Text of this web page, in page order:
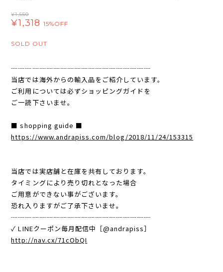
¥1,550
¥1,318 15%OFF
SOLD OUT
┈┈┈┈┈┈┈┈┈┈┈┈┈┈┈┈┈┈┈┈
当店では海外からの輸入品をご紹介しています。
ご利用については必ずショッピングガイドを
ご一読下さいませ。
■ shopping guide ■
https://www.andrapiss.com/blog/2018/11/24/153315
当店では実店舗と在庫を共有しております。
タイミングにより売り切れとなった場合
ご用意ができない事がございます。
恐れ入りますがご了承下さいませ。
┈┈┈┈┈┈┈┈┈┈┈┈┈┈┈┈┈┈┈┈
✓ LINEクーポン毎月配信中［@andrapiss］
http://nav.cx/71cObQI